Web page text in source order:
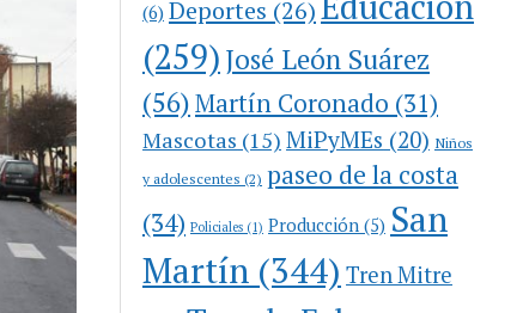
(6) Deportes (26)
(259)José León Suárez
(56)Martín Coronado (31)
Mascotas (15) MiPyMEs (20) Niños
y adolescentes (2) paseo de la costa
(34) Policiales (1) Producción (5) San
Martín (344) Tren Mitre